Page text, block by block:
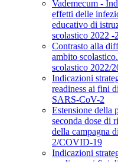
Vademecum -
effetti delle
educativo di
scolastico 2022 -
Contrasto alla
ambito
scolastico 2022/
Indicazioni
readiness ai fini
SARS-CoV-2
Estensione della
seconda dose di
della campagna
2/COVID-19
Indicazioni